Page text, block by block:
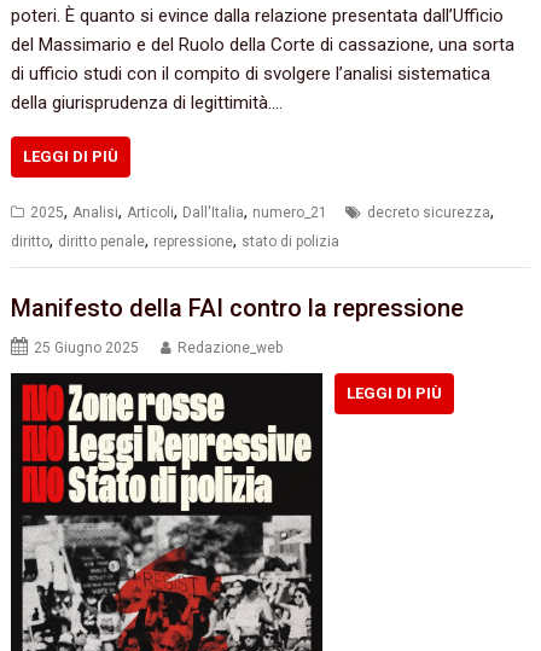
poteri. È quanto si evince dalla relazione presentata dall’Ufficio
del Massimario e del Ruolo della Corte di cassazione, una sorta
di ufficio studi con il compito di svolgere l’analisi sistematica
della giurisprudenza di legittimità.…
LEGGI DI PIÙ
2025,Analisi,Articoli, Dall'Italia, numero_21 decreto sicurezza,
diritto, diritto penale, repressione, stato di polizia
Manifesto della FAI contro la repressione
25 Giugno 2025 Redazione_web
LEGGI DI PIÙ